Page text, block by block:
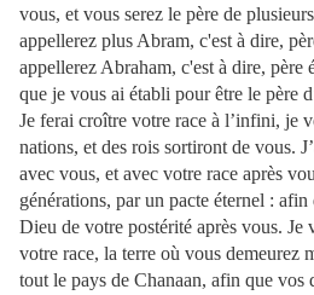
vous, et vous serez le père de
appellerez plus Abram, c'est à dire,
appellerez Abraham, c'est à dire, père
que je vous ai établi pour être le père
Je ferai croître votre race à l’infini, je
nations, et des rois sortiront de vous.
avec vous, et avec votre race après
générations, par un pacte éternel :
Dieu de votre postérité après vous. Je
votre race, la terre où vous demeurez
tout le pays de Chanaan, afin que vos